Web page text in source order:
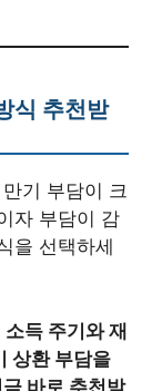
식 추천받
기 부담이 크
자 부담이 감
을 선택하세
득 주기와 재
상환 부담을
바로 추천받